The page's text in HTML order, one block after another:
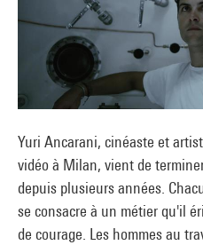
Yuri Ancarani, cinéaste et
vidéo à Milan, vient de
depuis plusieurs années.
se consacre à un métier qu'il
de courage. Les hommes au